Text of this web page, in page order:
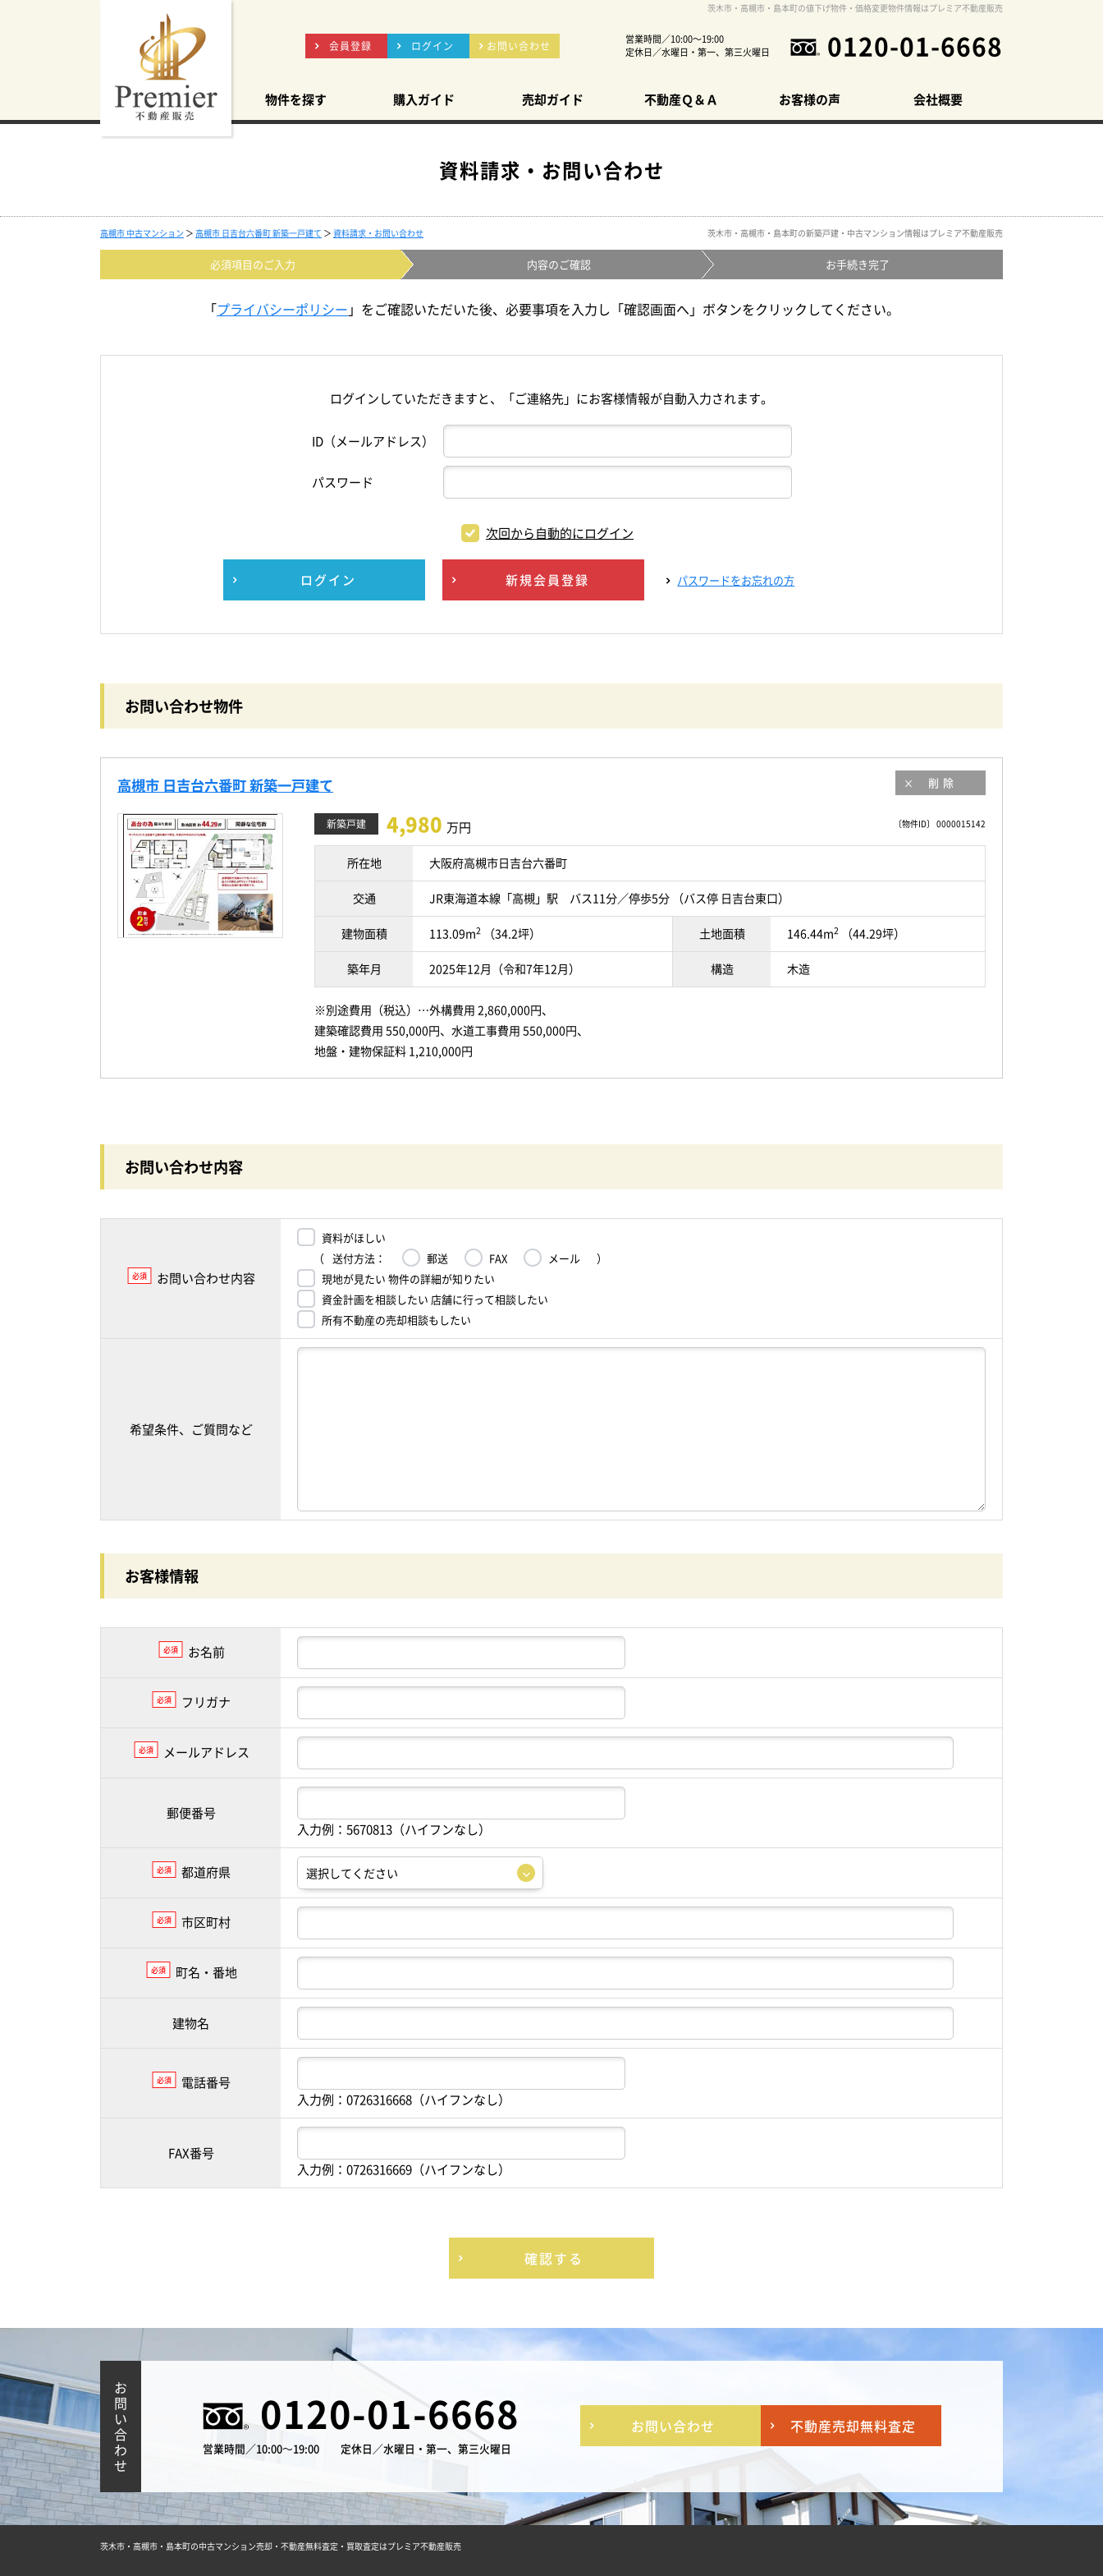
茨木市・高槻市・島本町の値下げ物件・価格変更物件情報はプレミア不動産販売
会員登録 ログイン お問い合わせ
営業時間／10:00～19:00
定休日／水曜日・第一、第三火曜日
0120-01-6668
物件を探す 購入ガイド 売却ガイド 不動産Ｑ＆Ａ お客様の声 会社概要
資料請求・お問い合わせ
高槻市 中古マンション ＞ 高槻市 日吉台六番町 新築一戸建て ＞ 資料請求・お問い合わせ 茨木市・高槻市・島本町の新築戸建・中古マンション情報はプレミア不動産販売
必須項目のご入力 内容のご確認 お手続き完了
「プライバシーポリシー 」をご確認いただいた後、必要事項を入力し「確認画面へ」ボタンをクリックしてください。
ログインしていただきますと、「ご連絡先」にお客様情報が自動入力されます。
ID（メールアドレス）
パスワード
次回から自動的にログイン
ログイン 新規会員登録 パスワードをお忘れの方
お問い合わせ物件
高槻市 日吉台六番町 新築一戸建て 削除
〔物件ID〕 0000015142
新築戸建 4,980 万円
所在地 大阪府高槻市日吉台六番町
交通 JR東海道本線「高槻」駅 バス11分／停歩5分 （バス停 日吉台東口）
建物面積 113.09m2 （34.2坪） 土地面積 146.44m2 （44.29坪）
築年月 2025年12月（令和7年12月） 構造 木造
※別途費用（税込）…外構費用 2,860,000円、
建築確認費用 550,000円、水道工事費用 550,000円、
地盤・建物保証料 1,210,000円
お問い合わせ内容
必須 お問い合わせ内容
資料がほしい
（ 送付方法： 郵送 FAX メール
）
現地が見たい 物件の詳細が知りたい
資金計画を相談したい 店舗に行って相談したい
所有不動産の売却相談もしたい
希望条件、ご質問など
お客様情報
必須 お名前
必須 フリガナ
必須 メールアドレス
郵便番号
入力例：5670813（ハイフンなし）
必須 都道府県
必須 市区町村
必須 町名・番地
建物名
必須
電話番号
入力例：0726316668（ハイフンなし）
FAX番号
入力例：0726316669（ハイフンなし）
確認する
お
問
い
合
わ
せ
0120-01-6668
営業時間／10:00～19:00 定休日／水曜日・第一、第三火曜日
お問い合わせ 不動産売却無料査定
茨木市・高槻市・島本町の中古マンション売却・不動産無料査定・買取査定はプレミア不動産販売